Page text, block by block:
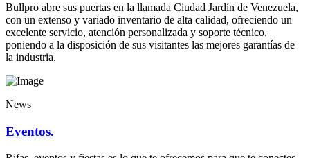
Bullpro abre sus puertas en la llamada Ciudad Jardín de Venezuela,
con un extenso y variado inventario de alta calidad, ofreciendo un
excelente servicio, atención personalizada y soporte técnico,
poniendo a la disposición de sus visitantes las mejores garantías de
la industria.
News
Eventos.